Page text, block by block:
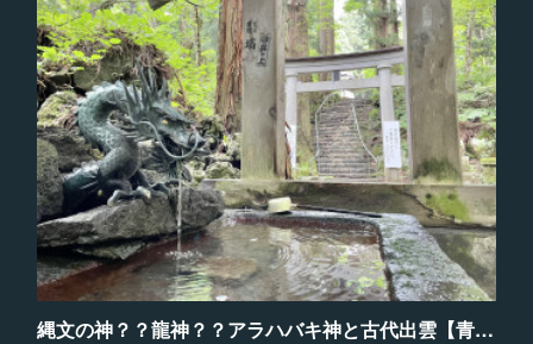
縄文の神？？龍神？？アラハバキ神と古代出雲【青森神社巡り】